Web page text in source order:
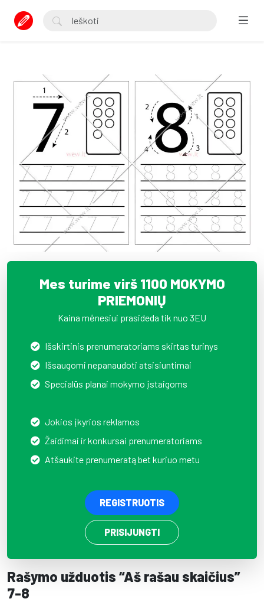
Mes turime virš 1100 MOKYMO
PRIEMONIŲ
Kaina mėnesiui prasideda tik nuo 3EU
Išskirtinis prenumeratoriams skirtas turinys
Išsaugomi nepanaudoti atsisiuntimai
Specialūs planai mokymo įstaigoms
Jokios įkyrios reklamos
Žaidimai ir konkursai prenumeratoriams
Atšaukite prenumeratą bet kuriuo metu
REGISTRUOTIS
PRISIJUNGTI
Rašymo užduotis “Aš rašau skaičius”
7-8